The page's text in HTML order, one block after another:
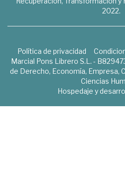
2022.
Política de privacidad
Marcial Pons Librero S.L. -
de Derecho, Economía, Empresa,
Ciencias
Hospedaje y